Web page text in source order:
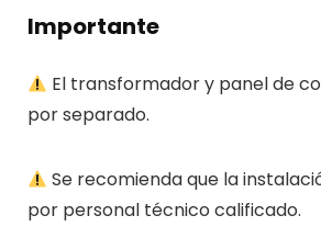
Importante
El transformador y panel de
por separado.
Se recomienda que la
por personal técnico calificado.